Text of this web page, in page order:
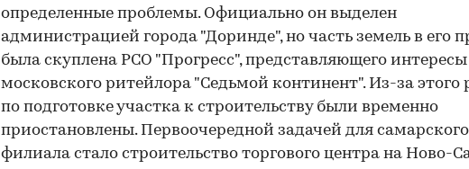
определенные проблемы. Официально он выделен
администрацией города "Доринде", но часть земель в его
была скуплена РСО "Прогресс", представляющего интересы
московского ритейлора "Седьмой континент". Из-за этого
по подготовке участка к строительству были временно
приостановлены. Первоочередной задачей для самарского
филиала стало строительство торгового центра на Ново-